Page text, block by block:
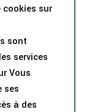
sur
sont
services
Vous
ses
à des